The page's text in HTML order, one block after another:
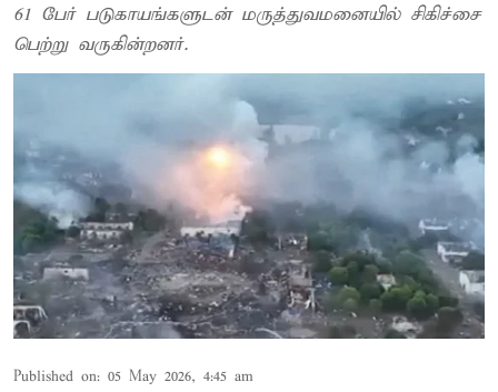
61 பேர் படுகாயங்களுடன் மருத்துவமனையில் சிகிச்சை
பெற்று வருகின்றனர்.
Published on: 05 May 2026, 4:45 am